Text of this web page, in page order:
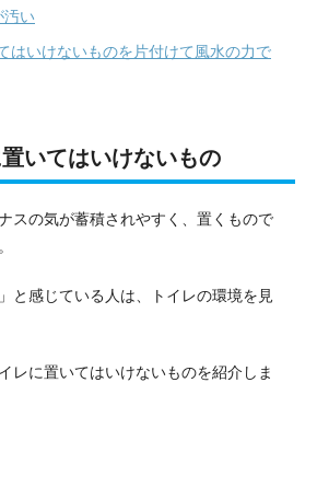
汚い
はいけないものを片付けて風水の力で
いてはいけないもの
スの気が蓄積されやすく、置くもので
と感じている人は、トイレの環境を見
レに置いてはいけないものを紹介しま